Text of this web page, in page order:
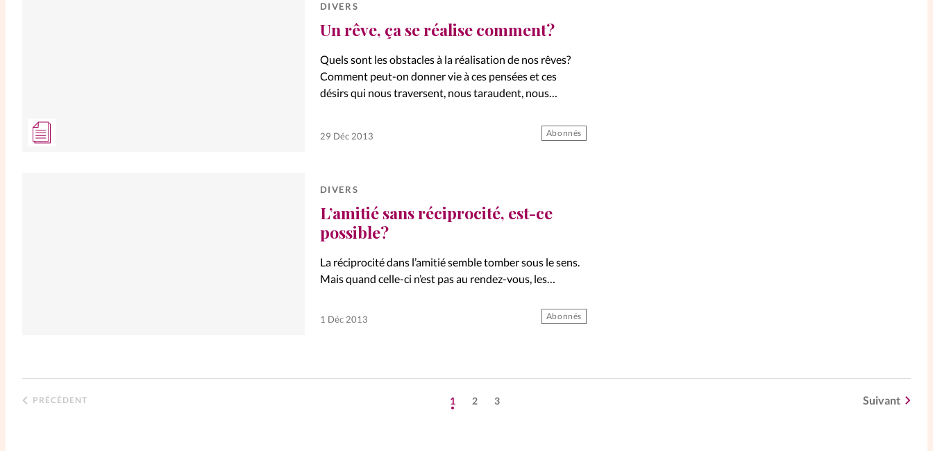
DIVERS
Un rêve, ça se réalise comment?
Quels sont les obstacles à la réalisation de nos rêves?
Comment peut-on donner vie à ces pensées et ces
désirs qui nous traversent, nous taraudent, nous
29 Déc 2013 Abonnés
DIVERS
L’amitié sans réciprocité, est-ce
possible?
La réciprocité dans l’amitié semble tomber sous le sens.
Mais quand celle-ci n’est pas au rendez-vous, les
relation. Quels sont les secrets d’une véritable amitié?
1 Déc 2013 Abonnés
PRÉCÉDENT 1 2 3 Suivant